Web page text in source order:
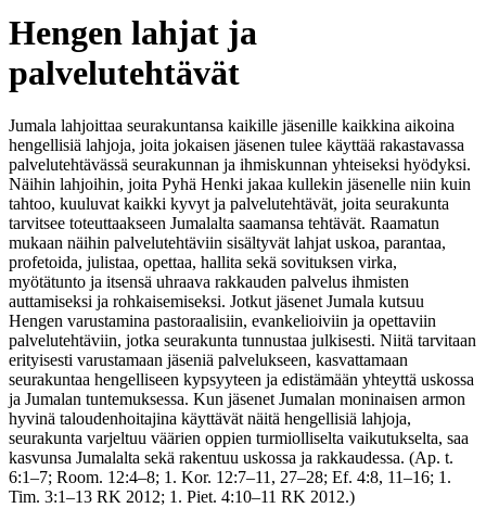
Hengen lahjat ja
palvelutehtävät
Jumala lahjoittaa seurakuntansa kaikille jäsenille kaikkina aikoina
hengellisiä lahjoja, joita jokaisen jäsenen tulee käyttää rakastavassa
palvelutehtävässä seurakunnan ja ihmiskunnan yhteiseksi hyödyksi.
Näihin lahjoihin, joita Pyhä Henki jakaa kullekin jäsenelle niin kuin
tahtoo, kuuluvat kaikki kyvyt ja palvelutehtävät, joita seurakunta
tarvitsee toteuttaakseen Jumalalta saamansa tehtävät. Raamatun
mukaan näihin palvelutehtäviin sisältyvät lahjat uskoa, parantaa,
profetoida, julistaa, opettaa, hallita sekä sovituksen virka,
myötätunto ja itsensä uhraava rakkauden palvelus ihmisten
auttamiseksi ja rohkaisemiseksi. Jotkut jäsenet Jumala kutsuu
Hengen varustamina pastoraalisiin, evankelioiviin ja opettaviin
palvelutehtäviin, jotka seurakunta tunnustaa julkisesti. Niitä tarvitaan
erityisesti varustamaan jäseniä palvelukseen, kasvattamaan
seurakuntaa hengelliseen kypsyyteen ja edistämään yhteyttä uskossa
ja Jumalan tuntemuksessa. Kun jäsenet Jumalan moninaisen armon
hyvinä taloudenhoitajina käyttävät näitä hengellisiä lahjoja,
seurakunta varjeltuu väärien oppien turmiolliselta vaikutukselta, saa
kasvunsa Jumalalta sekä rakentuu uskossa ja rakkaudessa. (Ap. t.
6:1–7; Room. 12:4–8; 1. Kor. 12:7–11, 27–28; Ef. 4:8, 11–16; 1.
Tim. 3:1–13 RK 2012; 1. Piet. 4:10–11 RK 2012.)